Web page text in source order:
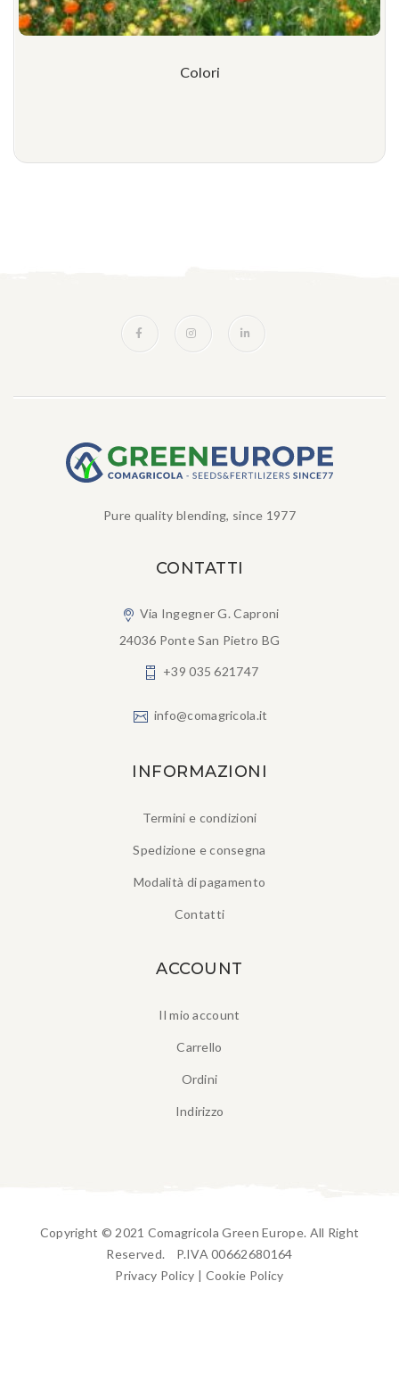
Colori
Pure quality blending, since 1977
CONTATTI
Via Ingegner G. Caproni
24036 Ponte San Pietro BG
+39 035 621747
info@comagricola.it
INFORMAZIONI
Termini e condizioni
Spedizione e consegna
Modalità di pagamento
Contatti
ACCOUNT
Il mio account
Carrello
Ordini
Indirizzo
Copyright © 2021 Comagricola Green Europe. All Right
Reserved. P.IVA 00662680164
Privacy Policy | Cookie Policy